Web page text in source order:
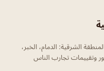
الشرقية: الدمام، الخبر،
وتقييمات تجارب الناس